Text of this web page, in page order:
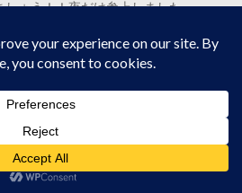
しょう！！夜だけ参上しました
のか？と思うような日でした
サルスタジオジャパン｜最近の大攻勢
サルスタジオジャパン｜ハロウィンホ
ト初参加します。
サルスタジオジャパン｜ミニオン・パ
きたらどこが空いてくるか見に来まし